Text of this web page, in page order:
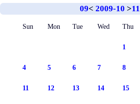
09< 2009-10 >11
Sun Mon Tue Wed Thu
1
4 5 6 7 8
11 12 13 14 15